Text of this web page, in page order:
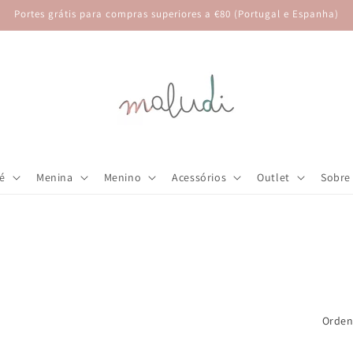
Portes grátis para compras superiores a €80 (Portugal e Espanha)
Menina Menino Acessórios Outlet Sobre